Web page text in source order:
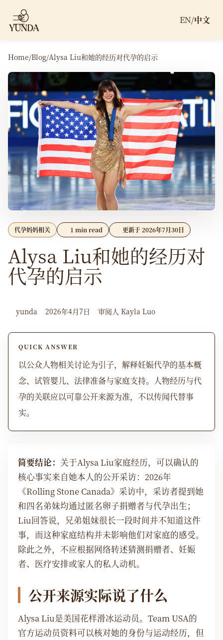
EN/中文
Home/Blog/Alysa Liu和她的经历对代孕的启示
代孕妈妈相关 1 min read 更新于 2026年7月30日
Alysa Liu和她的经历对
代孕的启示
yunda 2026年4月7日 审阅人 Kayla Luo
QUICK ANSWER
以公众人物相关讨论为引子，解释妊娠代孕的基本概
念、试管婴儿、法律准备与家庭支持。人物经历与代
孕的关联应以可靠公开来源为准，不以传闻代替事
实。
简要结论： 关于Alysa Liu家庭经历，可以确认的
核心事实来自她本人的公开采访：2026年
《Rolling Stone Canada》采访中，采访者提到她
和四名弟妹均通过匿名卵子捐赠者与代孕出生；
Liu回答说，兄弟姐妹很长一段时间并不知道这件
事，而这种家庭结构并未影响他们对家庭的感受。
除此之外，不应根据网络转述猜测捐赠者、妊娠
者、医疗安排或家人的私人动机。
公开来源实际说了什么
Alysa Liu是美国花样滑冰运动员。Team USA的
官方运动员资料可以核对她的身份与运动经历，但